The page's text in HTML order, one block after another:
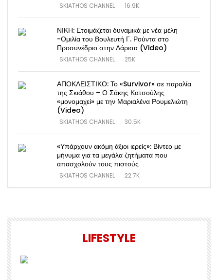
SKIATHOS CHANNEL 16.9K
ΝΙΚΗ: Ετοιμάζεται δυναμικά με νέα μέλη
-Ομιλία του Βουλευτή Γ. Ρούντα στο
Προσυνέδριο στην Λάρισα (Video)
SKIATHOS CHANNEL 25K
ΑΠΟΚΛΕΙΣΤΙΚΟ: Το «Survivor» σε παραλία
της Σκιάθου – Ο Σάκης Κατσούλης
«μονομαχεί» με την Μαριαλένα Ρουμελιώτη
(Video)
SKIATHOS CHANNEL 30.5K
«Υπάρχουν ακόμη άξιοι ιερείς»: Βίντεο με
μήνυμα για τα μεγάλα ζητήματα που
απασχολούν τους πιστούς
SKIATHOS CHANNEL 22.7K
LIFESTYLE